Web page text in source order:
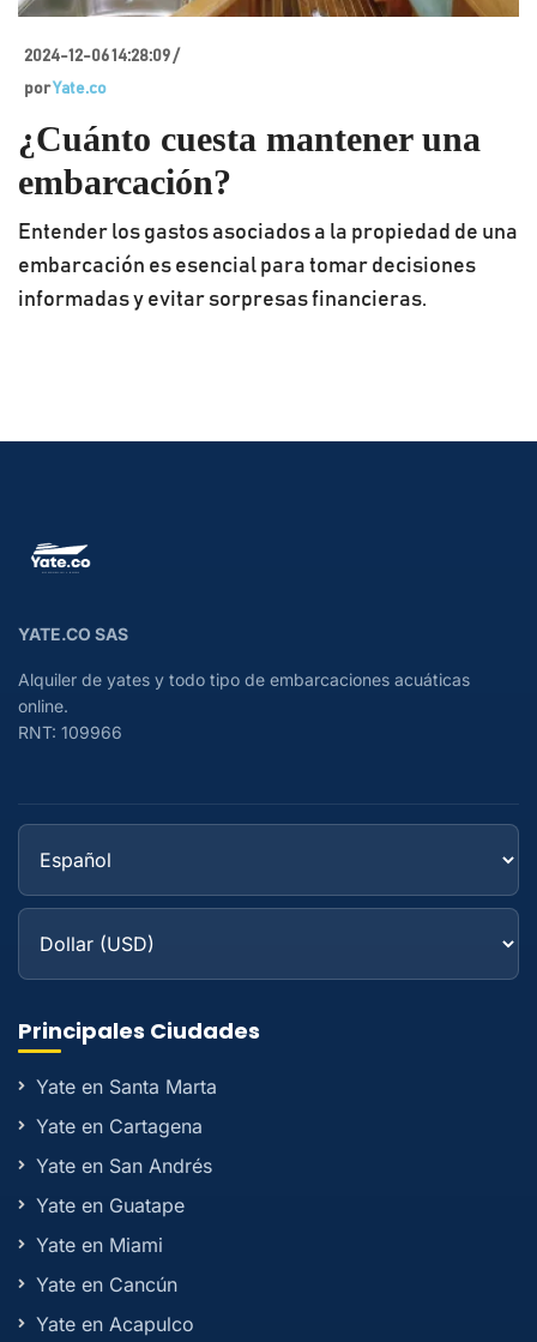
2024-12-06 14:28:09 /
porYate.co
¿Cuánto cuesta mantener una
embarcación?
Entender los gastos asociados a la propiedad de una
embarcación es esencial para tomar decisiones
informadas y evitar sorpresas financieras.
YATE.CO SAS
Alquiler de yates y todo tipo de embarcaciones acuáticas
online.
RNT: 109966
Principales Ciudades
Yate en Santa Marta
Yate en Cartagena
Yate en San Andrés
Yate en Guatape
Yate en Miami
Yate en Cancún
Yate en Acapulco